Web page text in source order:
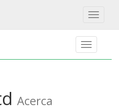
Toggle
Acerca